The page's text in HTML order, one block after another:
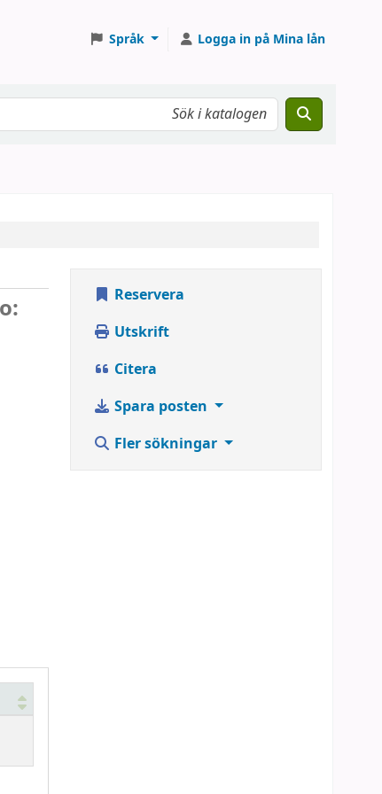
Språk Logga in på Mina lån
Reservera
Utskrift
Citera
Spara posten
Fler sökningar